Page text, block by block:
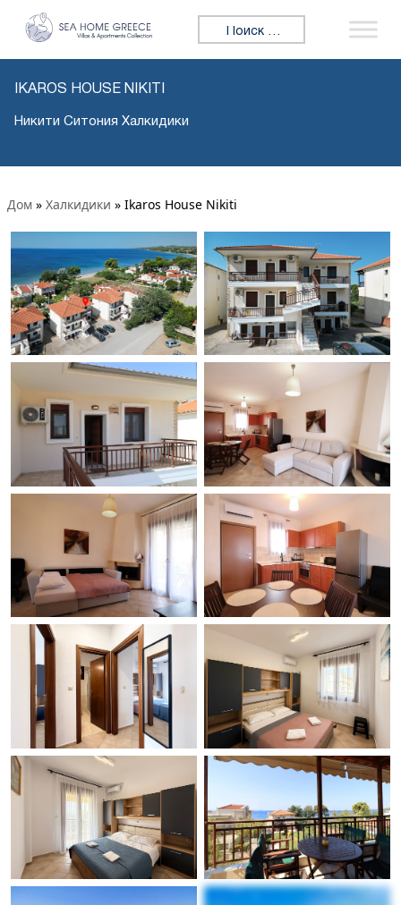
Искать:
IKAROS HOUSE NIKITI
Никити Ситония Халкидики
Дом » Халкидики » Ikaros House Nikiti